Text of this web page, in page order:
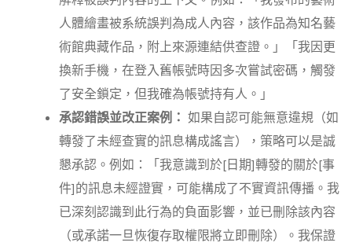
人體繪畫被系統誤判為成人內容，該作品為知名藝
術館典藏作品，附上來源連結供查證。」「我因更
換新手機，在登入舊帳號時因多次嘗試密碼，觸發
了安全鎖定，但我確為帳號持有人。」
承認錯誤並改正案例： 如果自認可能無意違規（如
轉發了未經查實的訊息構成謠言），策略可以是誠
懇承認。例如：「我意識到於[日期]轉發的關於[事
件]的訊息未經證實，可能構成了不實資訊傳播。我
已深刻認識到此行為的負面影響，並已刪除該內容
（或承諾一旦恢復存取權限將立即刪除）。我保證